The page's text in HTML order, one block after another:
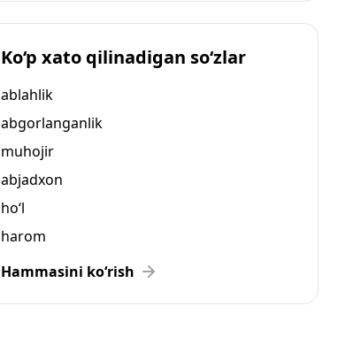
Ko‘p xato qilinadigan so‘zlar
ablahlik
abgorlanganlik
muhojir
abjadxon
ho‘l
harom
Hammasini ko‘rish